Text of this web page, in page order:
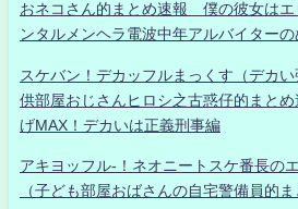
おネコさん的まとめ速報 僕の彼女はエ
ンタルメンヘラ電波中年アルバイター
スケバン！デカッフルまっくす（デカ
供部屋おじさんヒロシ之古惑仔的まと
げMAX！デカいは正義刑事編
アキヨッフル-！ネオニートスケ番長の
（子ども部屋おばさんの自宅警備員的ま